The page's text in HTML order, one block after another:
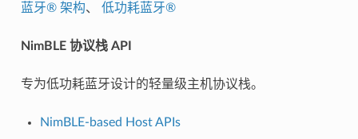
蓝牙® 架构、 低功耗蓝牙®
NimBLE 协议栈 API
专为低功耗蓝牙设计的轻量级主机协议栈。
NimBLE-based Host APIs